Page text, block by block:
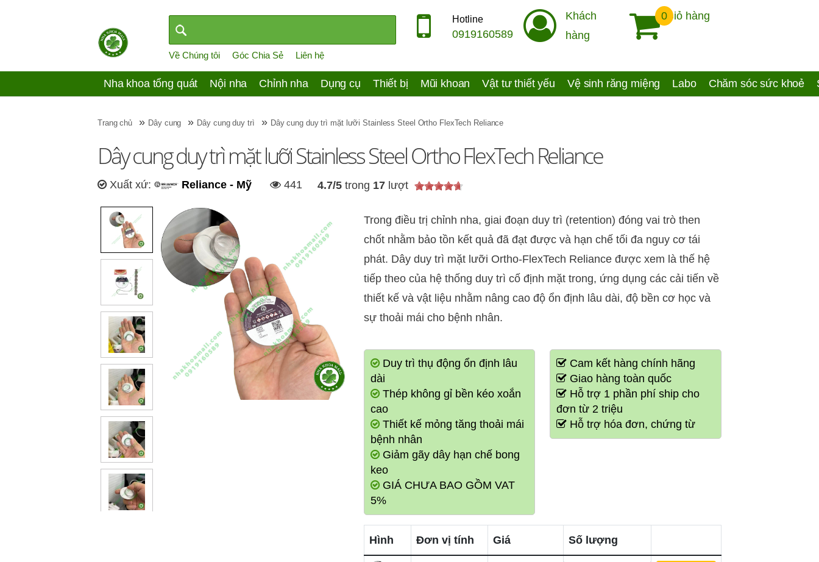
Về Chúng tôi Góc Chia Sẻ Liên hệ
Hotline
0919160589
Khách
hàng
0Giỏ hàng
Nha khoa tổng quát Nội nha Chỉnh nha Dụng cụ Thiết bị Mũi khoan Vật tư thiết yếu Vệ sinh răng miệng Labo Chăm sóc sức khoẻ
Trang chủ » Dây cung » Dây cung duy trì » Dây cung duy trì mặt lưỡi Stainless Steel Ortho FlexTech Reliance
Dây cung duy trì mặt lưỡi Stainless Steel Ortho FlexTech Reliance
Xuất xứ: Reliance - Mỹ 441 4.7/5 trong 17 lượt
Trong điều trị chỉnh nha, giai đoạn duy trì (retention) đóng vai trò then
chốt nhằm bảo tồn kết quả đã đạt được và hạn chế tối đa nguy cơ tái
phát. Dây duy trì mặt lưỡi Ortho-FlexTech Reliance được xem là thế hệ
tiếp theo của hệ thống duy trì cố định mặt trong, ứng dụng các cải tiến về
thiết kế và vật liệu nhằm nâng cao độ ổn định lâu dài, độ bền cơ học và
sự thoải mái cho bệnh nhân.
Duy trì thụ động ổn định lâu
dài
Thép không gỉ bền kéo xoắn
cao
Thiết kế mỏng tăng thoải mái
bệnh nhân
Giảm gãy dây hạn chế bong
keo
GIÁ CHƯA BAO GỒM VAT
5%
Cam kết hàng chính hãng
Giao hàng toàn quốc
Hỗ trợ 1 phần phí ship cho
đơn từ 2 triệu
Hỗ trợ hóa đơn, chứng từ
Hình Đơn vị tính Giá Số lượng